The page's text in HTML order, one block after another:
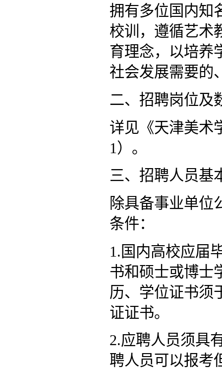
拥有多位国内知
校训，遵循艺术
育理念，以培养
社会发展需要的
二、招聘岗位及
详见《天津美术
1）。
三、招聘人员基
除具备事业单位
条件：
1.国内高校应届
书和硕士或博士
历、学位证书须
证证书。
2.应聘人员须具
聘人员可以报考